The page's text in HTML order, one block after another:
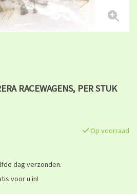
RACEWAGENS, PER STUK
Op voorraad
dag verzonden.
voor u in!